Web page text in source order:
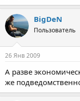
BigDeN
Пользователь
26 Янв 2009
А разве
же